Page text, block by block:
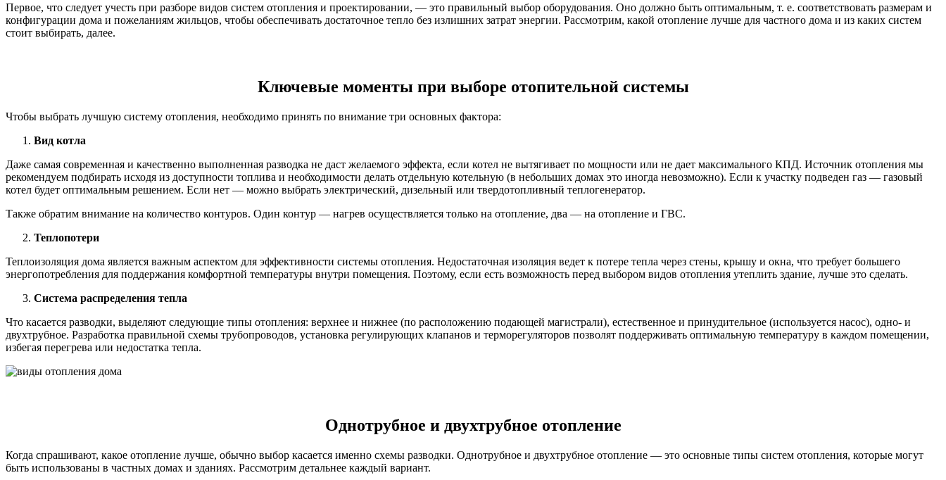
Первое, что следует учесть при разборе видов систем отопления и проектировании, — это правильный выбор оборудования. Оно должно быть оптимальным, т. е. соответствовать размерам и
конфигурации дома и пожеланиям жильцов, чтобы обеспечивать достаточное тепло без излишних затрат энергии. Рассмотрим, какой отопление лучше для частного дома и из каких систем
стоит выбирать, далее.
Ключевые моменты при выборе отопительной системы
Чтобы выбрать лучшую систему отопления, необходимо принять по внимание три основных фактора:
Вид котла
Даже самая современная и качественно выполненная разводка не даст желаемого эффекта, если котел не вытягивает по мощности или не дает максимального КПД. Источник отопления мы
рекомендуем подбирать исходя из доступности топлива и необходимости делать отдельную котельную (в небольших домах это иногда невозможно). Если к участку подведен газ — газовый
котел будет оптимальным решением. Если нет — можно выбрать электрический, дизельный или твердотопливный теплогенератор.
Также обратим внимание на количество контуров. Один контур — нагрев осуществляется только на отопление, два — на отопление и ГВС.
Теплопотери
Теплоизоляция дома является важным аспектом для эффективности системы отопления. Недостаточная изоляция ведет к потере тепла через стены, крышу и окна, что требует большего
энергопотребления для поддержания комфортной температуры внутри помещения. Поэтому, если есть возможность перед выбором видов отопления утеплить здание, лучше это сделать.
Система распределения тепла
Что касается разводки, выделяют следующие типы отопления: верхнее и нижнее (по расположению подающей магистрали), естественное и принудительное (используется насос), одно- и
двухтрубное. Разработка правильной схемы трубопроводов, установка регулирующих клапанов и терморегуляторов позволят поддерживать оптимальную температуру в каждом помещении,
избегая перегрева или недостатка тепла.
Однотрубное и двухтрубное отопление
Когда спрашивают, какое отопление лучше, обычно выбор касается именно схемы разводки. Однотрубное и двухтрубное отопление — это основные типы систем отопления, которые могут
быть использованы в частных домах и зданиях. Рассмотрим детальнее каждый вариант.